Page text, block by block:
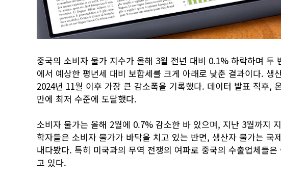
중국의 소비자 물가 지수가 올해 3월 전년 대비 0.1% 하락하며 두
에서 예상한 평년세 대비 보합세를 크게 아래로 낮춘 결과이다.
2024년 11월 이후 가장 큰 감소폭을 기록했다. 데이터 발표 직후,
만에 최저 수준에 도달했다.
소비자 물가는 올해 2월에 0.7% 감소한 바 있으며, 지난 3월까지
학자들은 소비자 물가가 바닥을 치고 있는 반면, 생산자 물가는 국
내다봤다. 특히 미국과의 무역 전쟁의 여파로 중국의 수출업체들
고 있다.